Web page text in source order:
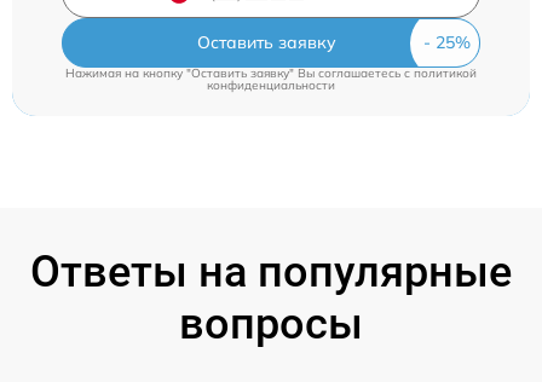
Оставить заявку
Нажимая на кнопку "Оставить заявку" Вы соглашаетесь c политикой
конфиденциальности
Ответы на популярные
вопросы